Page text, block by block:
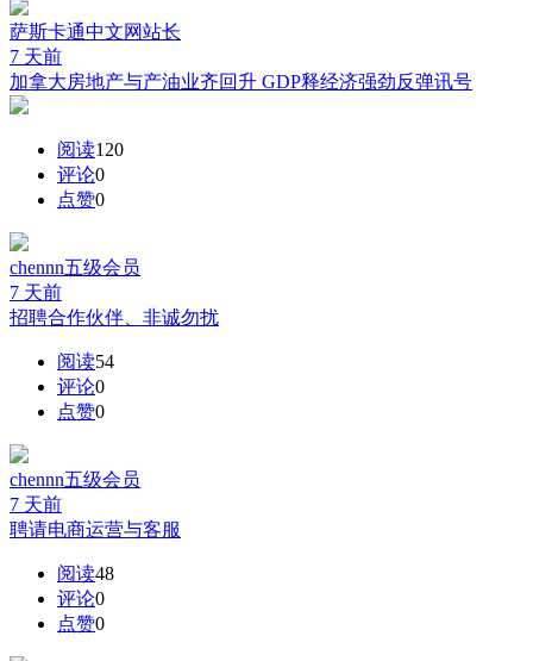
萨斯卡通中文网站长
7 天前
加拿大房地产与产油业齐回升 GDP释经济强劲反弹讯号
阅读120
评论0
点赞0
chennn五级会员
7 天前
招聘合作伙伴、非诚勿扰
阅读54
评论0
点赞0
chennn五级会员
7 天前
聘请电商运营与客服
阅读48
评论0
点赞0